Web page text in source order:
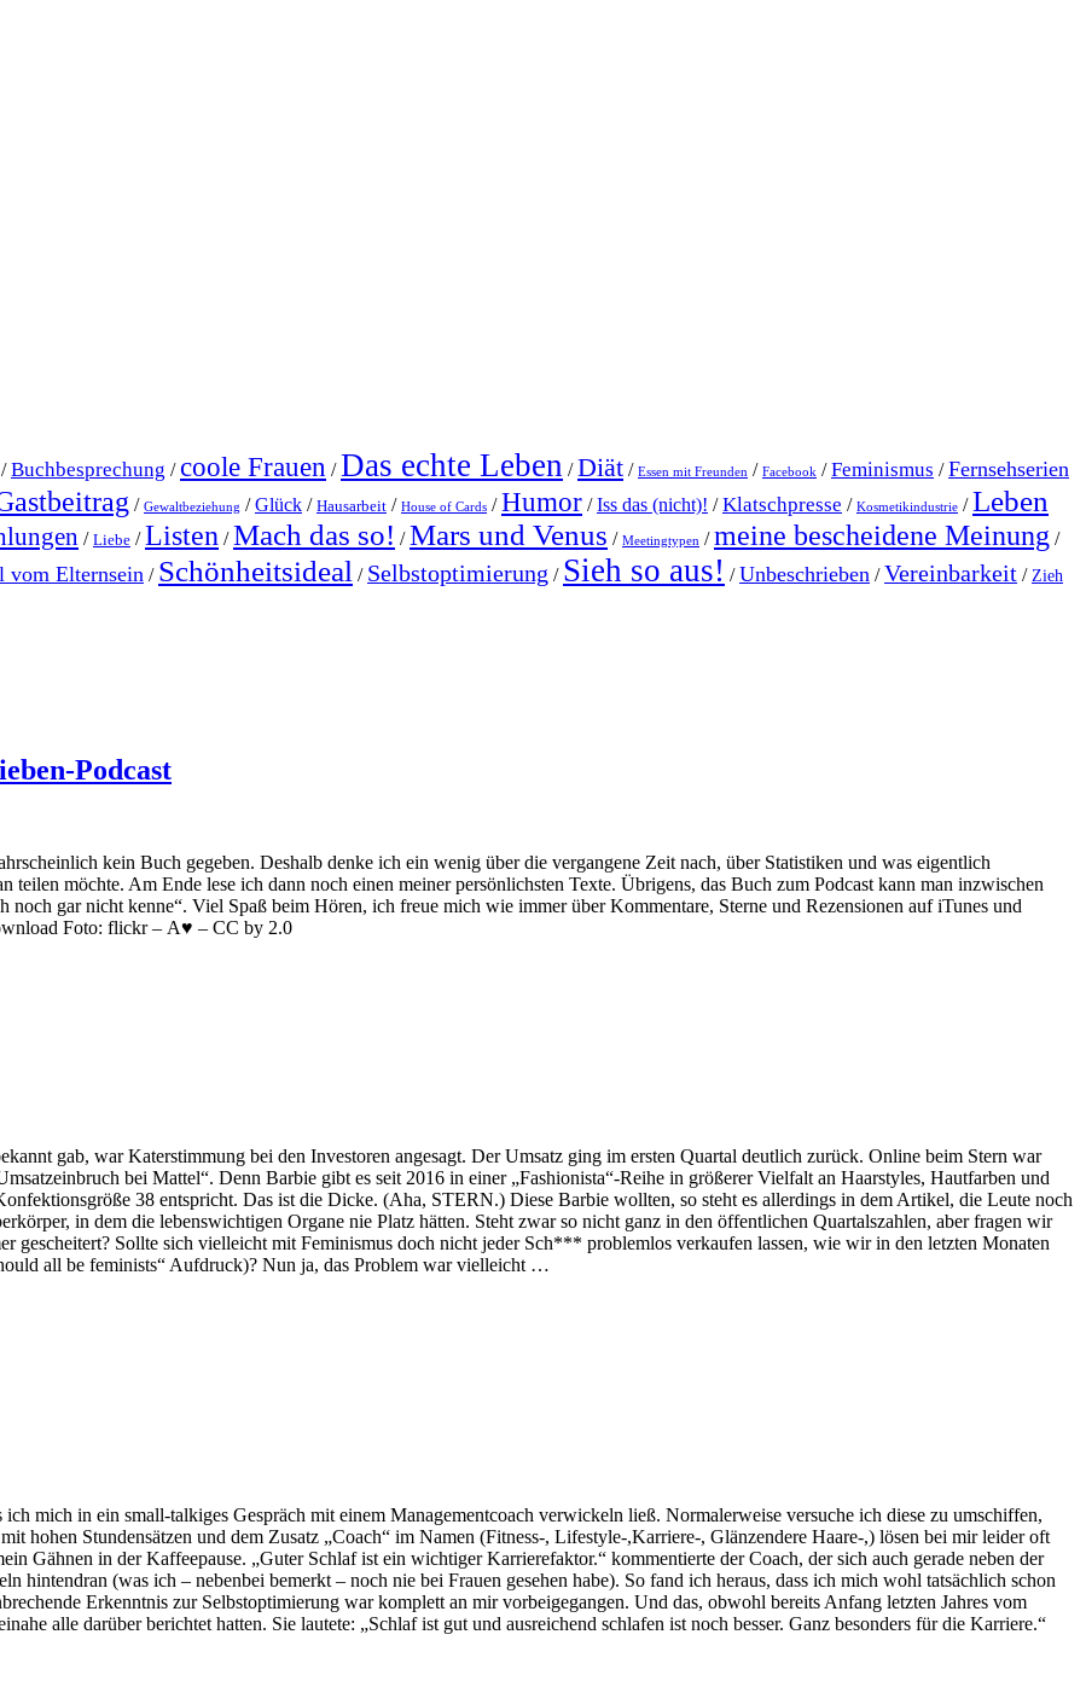
/Buchbesprechung /coole Frauen /Das echte Leben /Diät / Essen mit Freunden / Facebook /Feminismus /Fernsehserien
/ Gewaltbeziehung /Glück / Hausarbeit / House of Cards /Humor /Iss das (nicht)! /Klatschpresse / Kosmetikindustrie /Leben
/ Liebe /Listen /Mach das so! /Mars und Venus / Meetingtypen /meine bescheidene Meinung /
vom Elternsein / Schönheitsideal / Selbstoptimierung / Sieh so aus! /Unbeschrieben /Vereinbarkeit / Zieh
Podcast
kein Buch gegeben. Deshalb denke ich ein wenig über die vergangene Zeit nach, über Statistiken und was eigentlich
möchte. Am Ende lese ich dann noch einen meiner persönlichsten Texte. Übrigens, das Buch zum Podcast kann man inzwischen
gar nicht kenne“. Viel Spaß beim Hören, ich freue mich wie immer über Kommentare, Sterne und Rezensionen auf iTunes und
Foto: flickr – A♥ – CC by 2.0
gab, war Katerstimmung bei den Investoren angesagt. Der Umsatz ging im ersten Quartal deutlich zurück. Online beim Stern war
bei Mattel“. Denn Barbie gibt es seit 2016 in einer „Fashionista“-Reihe in größerer Vielfalt an Haarstyles, Hautfarben und
38 entspricht. Das ist die Dicke. (Aha, STERN.) Diese Barbie wollten, so steht es allerdings in dem Artikel, die Leute noch
in dem die lebenswichtigen Organe nie Platz hätten. Steht zwar so nicht ganz in den öffentlichen Quartalszahlen, aber fragen wir
gescheitert? Sollte sich vielleicht mit Feminismus doch nicht jeder Sch*** problemlos verkaufen lassen, wie wir in den letzten Monaten
all be feminists“ Aufdruck)? Nun ja, das Problem war vielleicht …
mich in ein small-talkiges Gespräch mit einem Managementcoach verwickeln ließ. Normalerweise versuche ich diese zu umschiffen,
hohen Stundensätzen und dem Zusatz „Coach“ im Namen (Fitness-, Lifestyle-,Karriere-, Glänzendere Haare-,) lösen bei mir leider oft
Gähnen in der Kaffeepause. „Guter Schlaf ist ein wichtiger Karrierefaktor.“ kommentierte der Coach, der sich auch gerade neben der
hintendran (was ich – nebenbei bemerkt – noch nie bei Frauen gesehen habe). So fand ich heraus, dass ich mich wohl tatsächlich schon
Erkenntnis zur Selbstoptimierung war komplett an mir vorbeigegangen. Und das, obwohl bereits Anfang letzten Jahres vom
alle darüber berichtet hatten. Sie lautete: „Schlaf ist gut und ausreichend schlafen ist noch besser. Ganz besonders für die Karriere.“